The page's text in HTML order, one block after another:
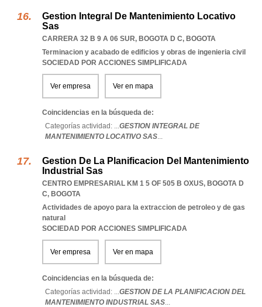
Gestion Integral De Mantenimiento Locativo
Sas
CARRERA 32 B 9 A 06 SUR, BOGOTA D C, BOGOTA
Terminacion y acabado de edificios y obras de ingenieria civil
SOCIEDAD POR ACCIONES SIMPLIFICADA
Ver empresa Ver en mapa
Coincidencias en la búsqueda de:
Categorías actividad: ...GESTION INTEGRAL DE
MANTENIMIENTO LOCATIVO SAS...
Gestion De La Planificacion Del Mantenimiento
Industrial Sas
CENTRO EMPRESARIAL KM 1 5 OF 505 B OXUS, BOGOTA D
C, BOGOTA
Actividades de apoyo para la extraccion de petroleo y de gas
natural
SOCIEDAD POR ACCIONES SIMPLIFICADA
Ver empresa Ver en mapa
Coincidencias en la búsqueda de:
Categorías actividad: ...GESTION DE LA PLANIFICACION DEL
MANTENIMIENTO INDUSTRIAL SAS...